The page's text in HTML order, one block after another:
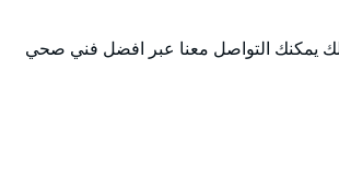
يمكنك التواصل معنا عبر افضل فني صحي